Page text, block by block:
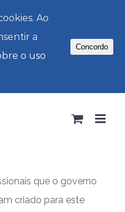
que o governo
criado para este
Ao
a
o uso
Concordo